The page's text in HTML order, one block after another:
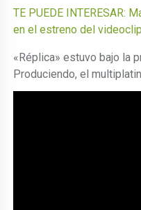
TE PUEDE INTERESAR:
en el estreno del
«Réplica» estuvo bajo la
Produciendo, el